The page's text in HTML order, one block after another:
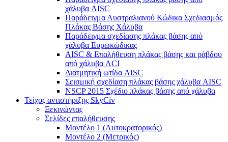
χάλυβα AISC
Παράδειγμα Αυστραλιανού Κώδικα Σχεδιασμός
Πλάκας Βάσης Χάλυβα
Παράδειγμα σχεδίασης πλάκας βάσης από
χάλυβα Ευρωκώδικας
AISC & Επαλήθευση πλάκας βάσης και ράβδου
από χάλυβα ACI
Διατμητική ωτίδα AISC
Σεισμική σχεδίαση πλάκας βάσης χάλυβα AISC
NSCP 2015 Σχέδιο πλάκας βάσης από χάλυβα
Τείχος αντιστήριξης SkyCiv
Ξεκινώντας
Σελίδες επαλήθευσης
Μοντέλο 1 (Αυτοκρατορικός)
Μοντέλο 2 (Μετρικός)